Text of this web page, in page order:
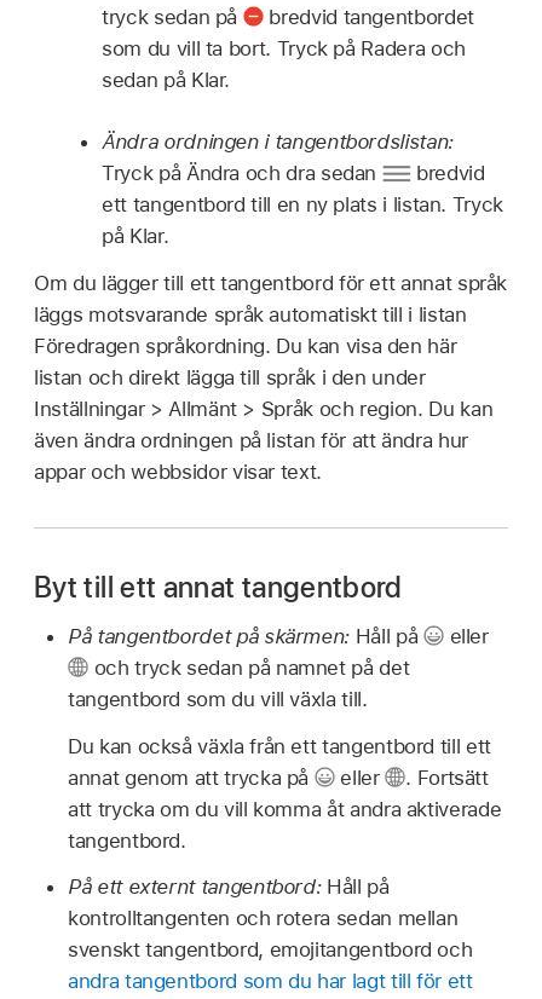
tryck sedan på
bredvid tangentbordet
som du vill ta bort. Tryck på Radera och
sedan på Klar.
Ändra ordningen i tangentbordslistan:
Tryck på Ändra och dra sedan
bredvid
ett tangentbord till en ny plats i listan. Tryck
på Klar.
Om du lägger till ett tangentbord för ett annat språk
läggs motsvarande språk automatiskt till i listan
Föredragen språkordning. Du kan visa den här
listan och direkt lägga till språk i den under
Inställningar > Allmänt > Språk och region. Du kan
även ändra ordningen på listan för att ändra hur
appar och webbsidor visar text.
Byt till ett annat tangentbord
På tangentbordet på skärmen: Håll på
eller
och tryck sedan på namnet på det
tangentbord som du vill växla till.
Du kan också växla från ett tangentbord till ett
annat genom att trycka på
eller . Fortsätt
att trycka om du vill komma åt andra aktiverade
tangentbord.
På ett externt tangentbord: Håll på
kontrolltangenten och rotera sedan mellan
svenskt tangentbord, emojitangentbord och
andra tangentbord som du har lagt till för ett